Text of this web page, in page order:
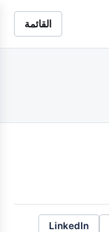
القائمة
LinkedIn